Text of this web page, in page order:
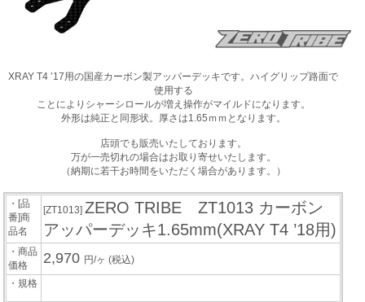
XRAY T4 ’17用の国産カーボン製アッパーデッキです。ハイグリップ路面で
使用する
ことによりシャーシロールが増え操作がマイルドになります。
外形は純正と同形状。厚さは1.65ｍｍとなります。
店頭でも販売いたしております。
万が一売切れの場合はお取り寄せいたします。
（納期に若干お時間をいただく場合があります。）
・[品
番]商
品名
[ZT1013]ZERO TRIBE ZT1013 カーボン
アッパーデッキ1.65mm(XRAY T4 ’18用)
・商品
価格
2,970 円/ヶ(税込)
・規格